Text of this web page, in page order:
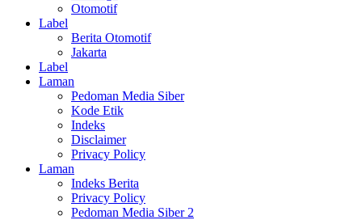
Otomotif
Label
Berita Otomotif
Jakarta
Label
Laman
Pedoman Media Siber
Kode Etik
Indeks
Disclaimer
Privacy Policy
Laman
Indeks Berita
Privacy Policy
Pedoman Media Siber 2